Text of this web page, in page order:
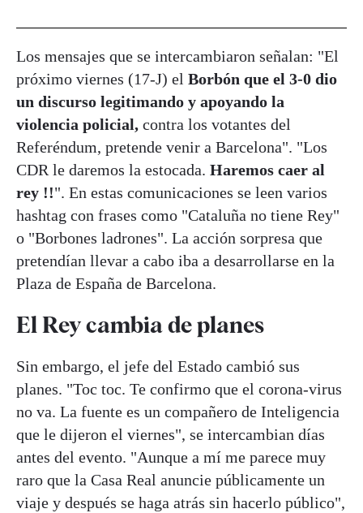
Los mensajes que se intercambiaron señalan: "El
próximo viernes (17-J) el Borbón que el 3-0 dio
un discurso legitimando y apoyando la
violencia policial, contra los votantes del
Referéndum, pretende venir a Barcelona". "Los
CDR le daremos la estocada. Haremos caer al
rey !!". En estas comunicaciones se leen varios
hashtag con frases como "Cataluña no tiene Rey"
o "Borbones ladrones". La acción sorpresa que
pretendían llevar a cabo iba a desarrollarse en la
Plaza de España de Barcelona.
El Rey cambia de planes
Sin embargo, el jefe del Estado cambió sus
planes. "Toc toc. Te confirmo que el corona-virus
no va. La fuente es un compañero de Inteligencia
que le dijeron el viernes", se intercambian días
antes del evento. "Aunque a mí me parece muy
raro que la Casa Real anuncie públicamente un
viaje y después se haga atrás sin hacerlo público",